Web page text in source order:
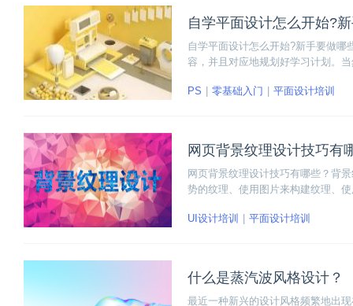
自学平面设计怎么开始?
自学平面设计怎么开始?新手要做
容，并且对应地规划好学习计划。
的弯路。
PS 零基础入门 平面设计培训
网页背景纹理设计技巧有
网页背景纹理设计技巧有哪些？背
势的纹理、使用图片来构建纹理、
UI设计培训 平面设计培训
什么是蒸汽波风格设计？
最近一种新兴的设计风格频繁地出